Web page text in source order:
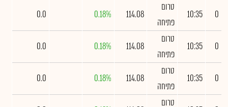
0
10:35
טרום
פתיחה
114.08
0.18%
0.0
0
10:35
טרום
פתיחה
114.08
0.18%
0.0
0
10:35
טרום
פתיחה
114.08
0.18%
0.0
טרום